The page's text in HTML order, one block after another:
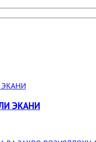
ЭКАНИ